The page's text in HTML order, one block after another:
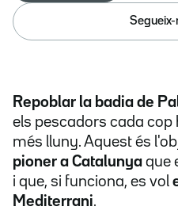
Segueix-
Repoblar la badia de
els pescadors cada cop
més lluny. Aquest és
pioner a Catalunya que
i que, si funciona, es vol
Mediterrani.